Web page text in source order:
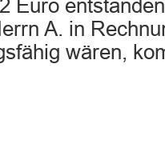
Euro
A. in
wären,